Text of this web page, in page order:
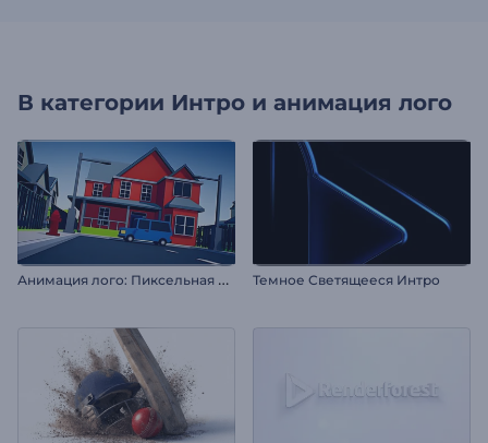
В категории Интро и анимация лого
А
нимация лого: Пиксельная аркада Темное Светящееся Интро